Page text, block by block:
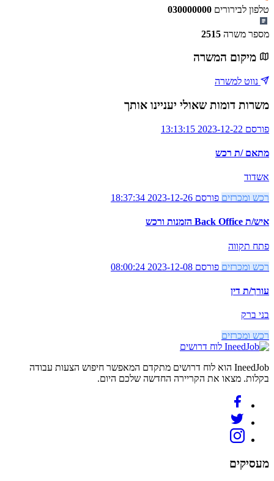
טלפון לבירורים 030000000
מספר משרה 2515
מיקום המשרה
נווט למשרה
משרות דומות שאולי יעניינו אותך
פורסם 2023-12-22 13:13:15
מתאם /ת רכש
אשדוד
רכש ומכרזים פורסם 2023-12-26 18:37:34
איש/ת Back Office הזמנות ורכש
פתח תקווה
רכש ומכרזים פורסם 2023-12-08 08:00:24
עורך/ת דין
בני ברק
רכש ומכרזים
לוח דרושים
IneedJob הוא לוח דרושים מתקדם המאפשר חיפוש הצעות עבודה
בקלות. מצאו את הקריירה החדשה שלכם היום.
מעסיקים